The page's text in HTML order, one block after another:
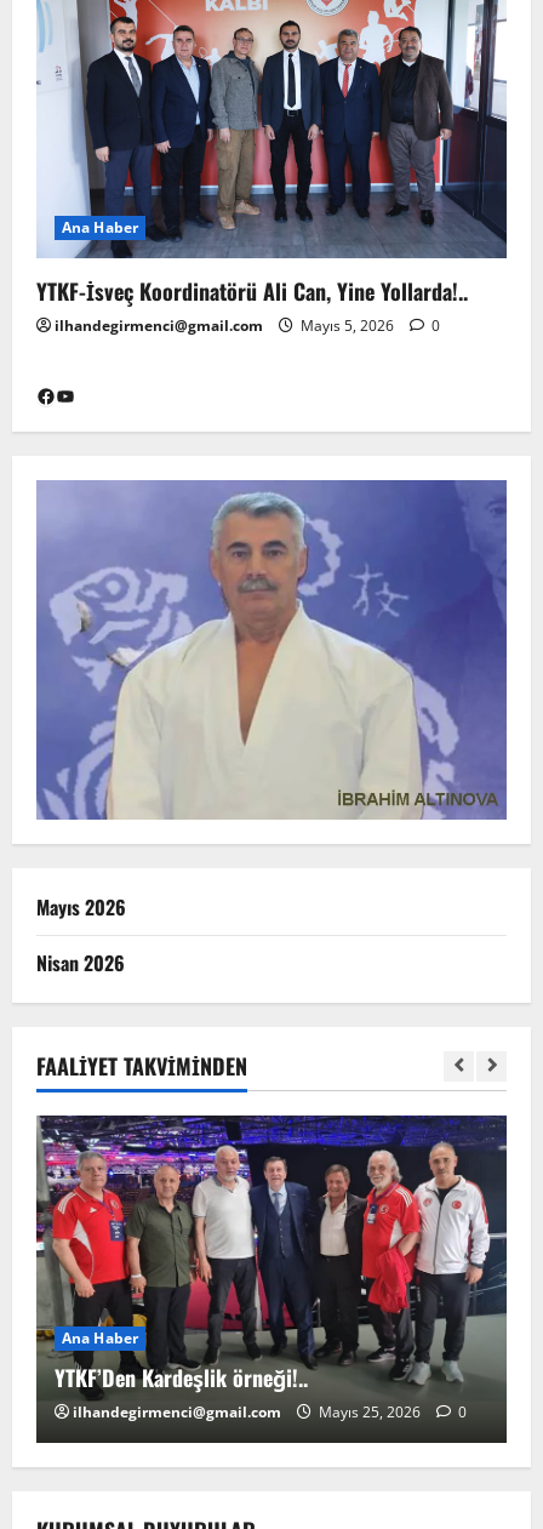
Ana Haber
YTKF-İsveç Koordinatörü Ali Can, Yine Yollarda!..
ilhandegirmenci@gmail.com Mayıs 5, 2026 0
Facebook
YouTube
Mayıs 2026
Nisan 2026
FAALIYET TAKVIMINDEN
Ana Haber
YTKF’Den Kardeşlik örneği!..
ilhandegirmenci@gmail.com Mayıs 25, 2026 0